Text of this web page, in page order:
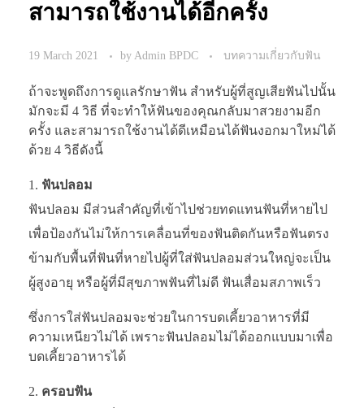
สามารถใช้งานได้อีกครั้ง
19 March 2021 byAdmin BPDC บทความเกี่ยวกับฟัน
ถ้าจะพูดถึงการดูแลรักษาฟัน สำหรับผู้ที่สูญเสียฟันไปนั้น
มักจะมี 4 วิธี ที่จะทำให้ฟันของคุณกลับมาสวยงามอีก
ครั้ง และสามารถใช้งานได้ดีเหมือนได้ฟันงอกมาใหม่ได้
ด้วย 4 วิธีดังนี้
ฟันปลอม
ฟันปลอม มีส่วนสำคัญที่เข้าไปช่วยทดแทนฟันที่หายไป
เพื่อป้องกันไม่ให้การเคลื่อนที่ของฟันติดกันหรือฟันตรง
ข้ามกับพื้นที่ฟันที่หายไปผู้ที่ใส่ฟันปลอมส่วนใหญ่จะเป็น
ผู้สูงอายุ หรือผู้ที่มีสุขภาพฟันที่ไม่ดี ฟันเสื่อมสภาพเร็ว
ซึ่งการใส่ฟันปลอมจะช่วยในการบดเคี้ยวอาหารที่มี
ความเหนียวไม่ได้ เพราะฟันปลอมไม่ได้ออกแบบมาเพื่อ
บดเคี้ยวอาหารได้
ครอบฟัน